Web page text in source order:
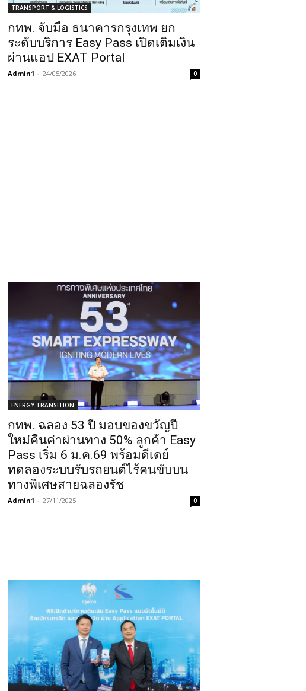
TRANSPORT & LOGISTICS
กทพ. จับมือ ธนาคารกรุงเทพ ยก
ระดับบริการ Easy Pass เปิดเติมเงิน
ผ่านแอป EXAT Portal
Admin1 - 24/05/2026 0
ENERGY TRANSITION
กทพ. ฉลอง 53 ปี มอบของขวัญปี
ใหม่คืนค่าผ่านทาง 50% ลูกค้า Easy
Pass เริ่ม 6 ม.ค.69 พร้อมดีเดย์
ทดลองระบบรับรถยนต์ไร้คนขับบน
ทางพิเศษสายฉลองรัช
Admin1 - 27/11/2025 0